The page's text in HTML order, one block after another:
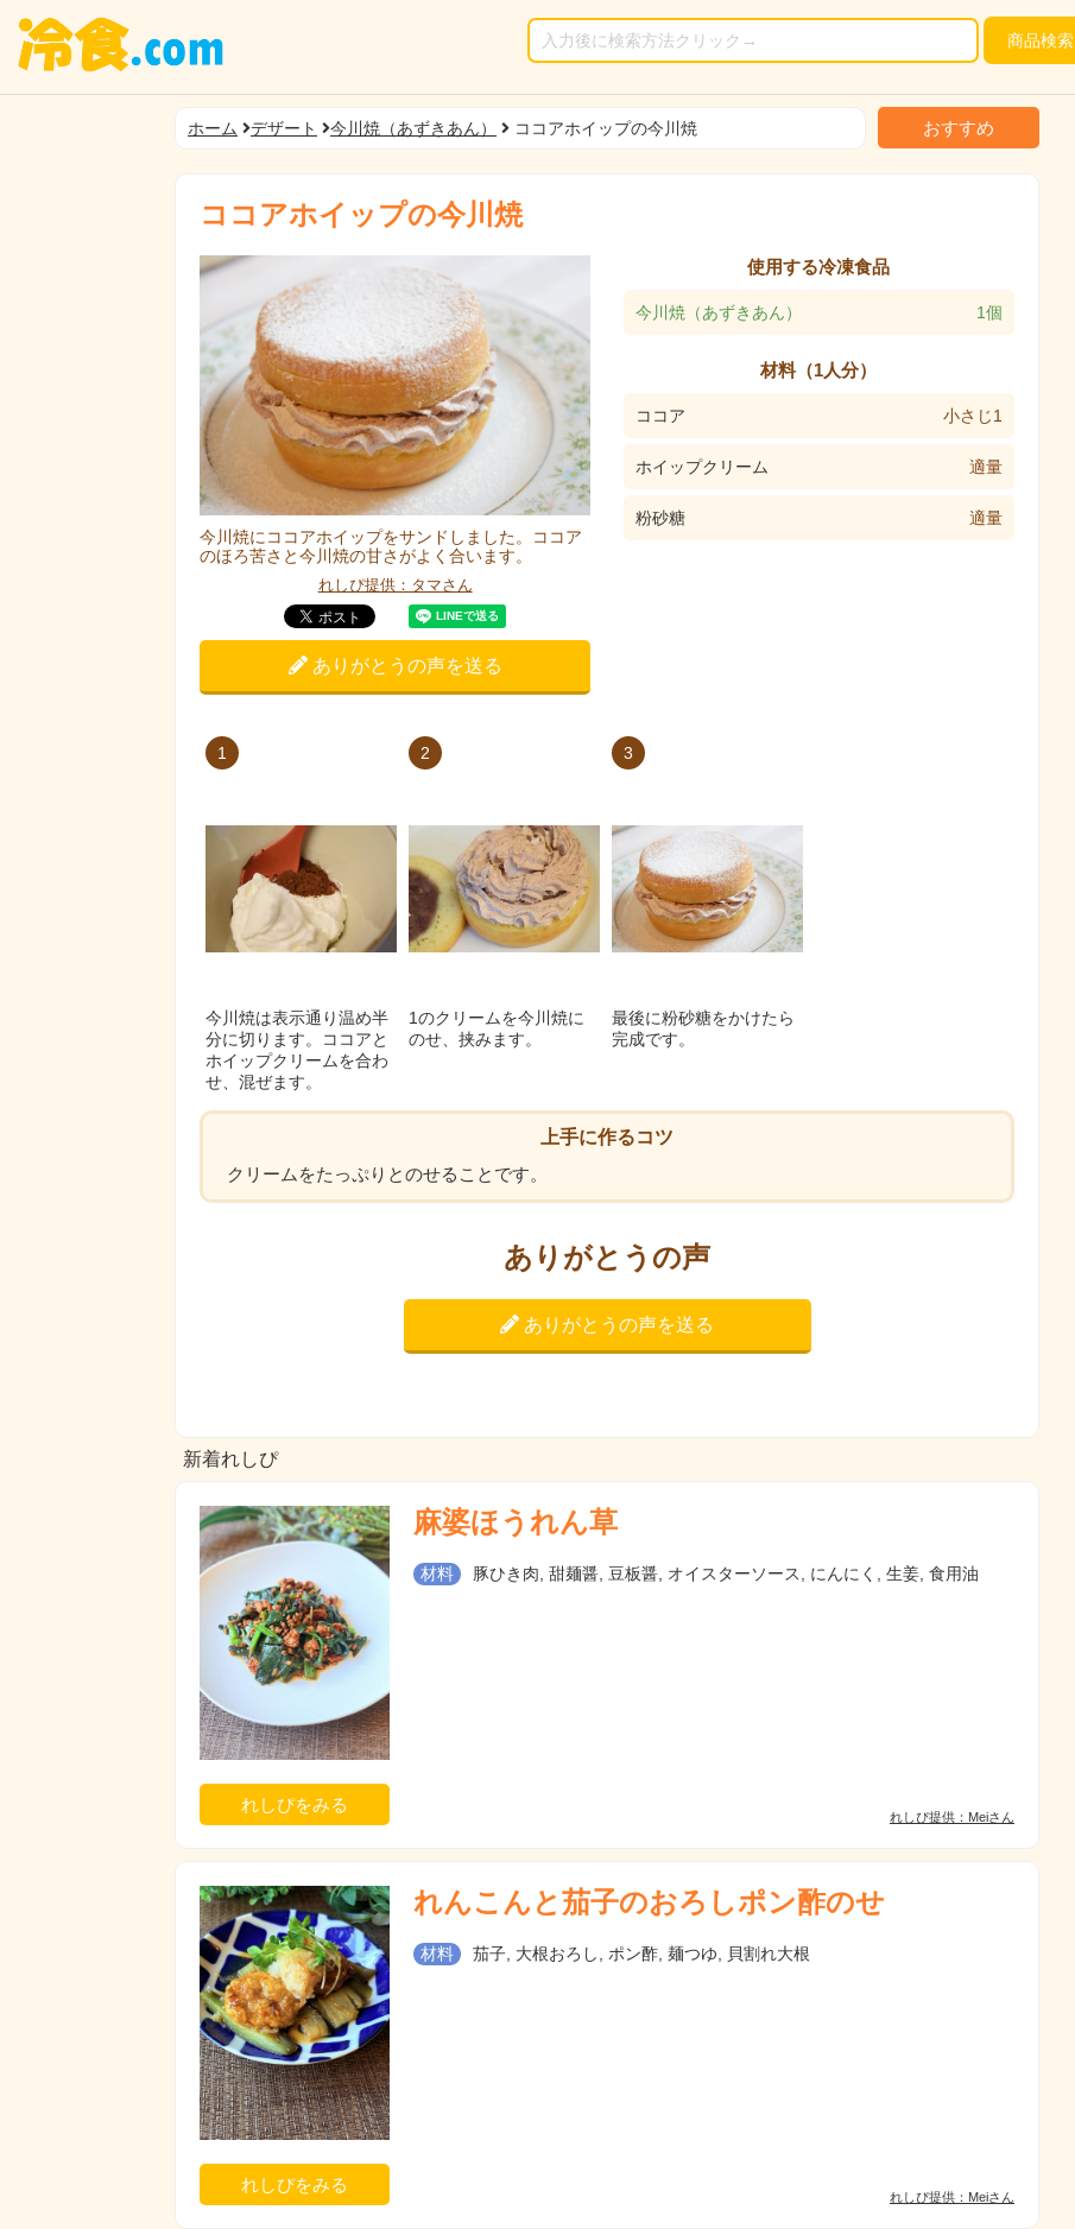
商品検索
ホーム デザート 今川焼（あずきあん） ココアホイップの今川焼 おすすめ
ココアホイップの今川焼
今川焼にココアホイップをサンドしました。ココア
のほろ苦さと今川焼の甘さがよく合います。
れしぴ提供：タマさん
ありがとうの声を送る
使用する冷凍食品
今川焼（あずきあん） 1個
材料（1人分）
ココア 小さじ1
ホイップクリーム 適量
粉砂糖 適量
1
今川焼は表示通り温め半
分に切ります。ココアと
ホイップクリームを合わ
せ、混ぜます。
2
1のクリームを今川焼に
のせ、挟みます。
3
最後に粉砂糖をかけたら
完成です。
上手に作るコツ
クリームをたっぷりとのせることです。
ありがとうの声
ありがとうの声を送る
新着れしぴ
れしぴをみる
麻婆ほうれん草
材料 豚ひき肉, 甜麺醤, 豆板醤, オイスターソース, にんにく, 生姜, 食用油
れしぴ提供：Meiさん
れしぴをみる
れんこんと茄子のおろしポン酢のせ
材料 茄子, 大根おろし, ポン酢, 麺つゆ, 貝割れ大根
れしぴ提供：Meiさん